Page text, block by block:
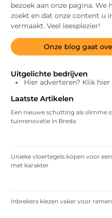
bezoek aan onze pagina.
zoekt en dat onze content u
vermaakt. Veel leesplezier!
Onze blog gaat
Uitgelichte bedrijven
Hier adverteren? Klik hier
Laatste Artikelen
Een nieuwe schutting als slimme
tuinrenovatie in Breda
Unieke vloertegels kopen voor
met karakter
Inbrekers kiezen vaker voor ramen